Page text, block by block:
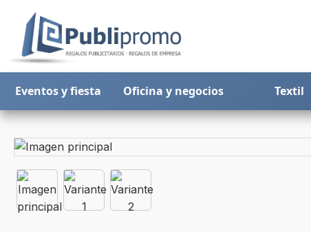
Eventos y fiesta Oficina y negocios Textil